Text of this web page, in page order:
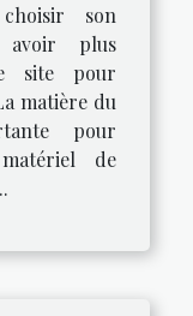
son
avoir plus
site pour
matière du
pour
de